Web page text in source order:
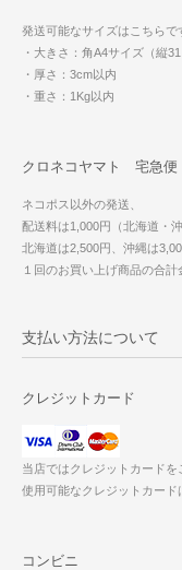
発送可能なサイズはこちらで
・大きさ：角A4サイズ（縦
・厚さ：3cm以内
・重さ：1Kg以内
クロネコヤマト 宅急便
ネコポス以外の発送、
配送料は1,000円（北海道・沖
北海道は2,500円、沖縄は
１回のお買い上げ商品の合
支払い方法について
クレジットカード
当店ではクレジットカードを
使用可能なクレジットカード
コンビニ